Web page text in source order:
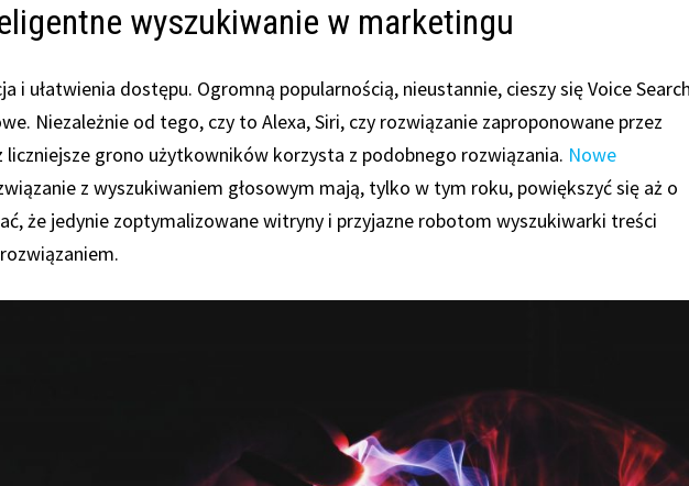
wyszukiwanie w marketingu
i ułatwienia dostępu. Ogromną popularnością, nieustannie, cieszy się Voice
Niezależnie od tego, czy to Alexa, Siri, czy rozwiązanie zaproponowane przez
liczniejsze grono użytkowników korzysta z podobnego rozwiązania. Nowe
z wyszukiwaniem głosowym mają, tylko w tym roku, powiększyć się aż o
że jedynie zoptymalizowane witryny i przyjazne robotom wyszukiwarki treści